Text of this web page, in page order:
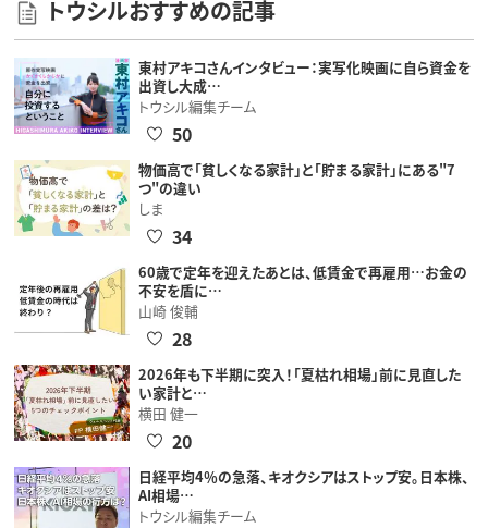
トウシルおすすめの記事
東村アキコさんインタビュー：実写化映画に自ら資金を
出資し大成…
トウシル編集チーム
50
物価高で「貧しくなる家計」と「貯まる家計」にある"7
つ"の違い
しま
34
60歳で定年を迎えたあとは、低賃金で再雇用…お金の
不安を盾に…
山崎 俊輔
28
2026年も下半期に突入！「夏枯れ相場」前に見直した
い家計と…
横田 健一
20
日経平均4％の急落、キオクシアはストップ安。日本株、
AI相場…
トウシル編集チーム